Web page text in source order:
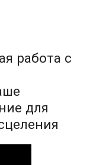
работа с
для